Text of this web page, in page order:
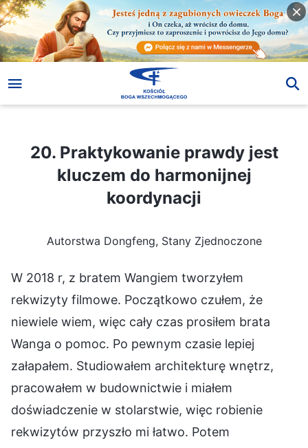
20. Praktykowanie prawdy jest
kluczem do harmonijnej
koordynacji
Autorstwa Dongfeng, Stany Zjednoczone
W 2018 r, z bratem Wangiem tworzyłem
rekwizyty filmowe. Początkowo czułem, że
niewiele wiem, więc cały czas prosiłem brata
Wanga o pomoc. Po pewnym czasie lepiej
załapałem. Studiowałem architekturę wnętrz,
pracowałem w budownictwie i miałem
doświadczenie w stolarstwie, więc robienie
rekwizytów przyszło mi łatwo. Potem